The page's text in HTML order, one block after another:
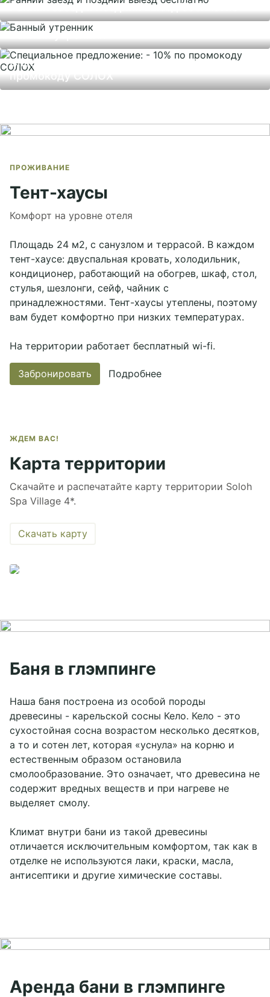
Ранний заезд и поздний выезд бесплатно
Банный утренник
Специальное предложение: - 10% по
промокоду СОЛОХ
ПРОЖИВАНИЕ
Тент-хаусы
Комфорт на уровне отеля
Площадь 24 м2, с санузлом и террасой. В каждом
тент-хаусе: двуспальная кровать, холодильник,
кондиционер, работающий на обогрев, шкаф, стол,
стулья, шезлонги, сейф, чайник с
принадлежностями. Тент-хаусы утеплены, поэтому
вам будет комфортно при низких температурах.
На территории работает бесплатный wi-fi.
Забронировать Подробнее
ЖДЕМ ВАС!
Карта территории
Скачайте и распечатайте карту территории Soloh
Spa Village 4*.
Скачать карту
Баня в глэмпинге
Наша баня построена из особой породы
древесины - карельской сосны Кело. Кело - это
сухостойная сосна возрастом несколько десятков,
а то и сотен лет, которая «уснула» на корню и
естественным образом остановила
смолообразование. Это означает, что древесина не
содержит вредных веществ и при нагреве не
выделяет смолу.
Климат внутри бани из такой древесины
отличается исключительным комфортом, так как в
отделке не используются лаки, краски, масла,
антисептики и другие химические составы.
Аренда бани в глэмпинге